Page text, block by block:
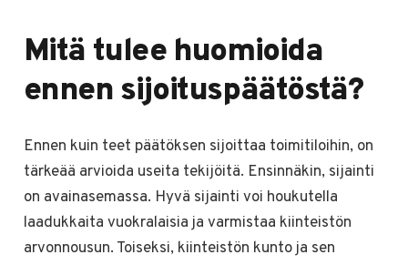
Mitä tulee huomioida
ennen sijoituspäätöstä?
Ennen kuin teet päätöksen sijoittaa toimitiloihin, on
tärkeää arvioida useita tekijöitä. Ensinnäkin, sijainti
on avainasemassa. Hyvä sijainti voi houkutella
laadukkaita vuokralaisia ja varmistaa kiinteistön
arvonnousun. Toiseksi, kiinteistön kunto ja sen